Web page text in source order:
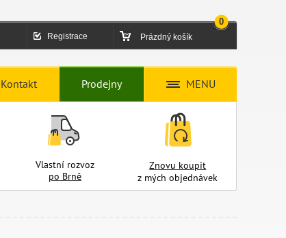
Registrace Prázdný košík
0
Kontakt Prodejny MENU
Vlastní rozvoz
po Brně
Znovu koupit
z mých objednávek